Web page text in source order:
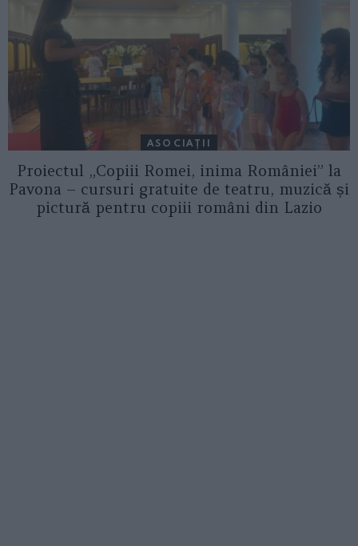
ASOCIAŢII
Proiectul „Copiii Romei, inima României” la
Pavona – cursuri gratuite de teatru, muzică și
pictură pentru copiii români din Lazio